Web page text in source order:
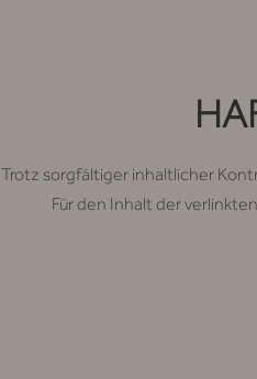
Trotz sorgfältiger inhaltlicher
Für den Inhalt der